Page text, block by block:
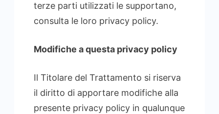
terze parti utilizzati le supportano,
consulta le loro privacy policy.
Modifiche a questa privacy policy
Il Titolare del Trattamento si riserva
il diritto di apportare modifiche alla
presente privacy policy in qualunque